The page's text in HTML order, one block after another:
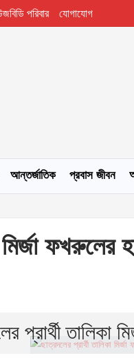
পরিবার যোগাযোগ
আন্তর্জাতিক প্রবাস জীবন
ফখরুলের
প্রার্থী তালিকা